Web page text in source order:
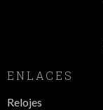
ENLACES
Relojes